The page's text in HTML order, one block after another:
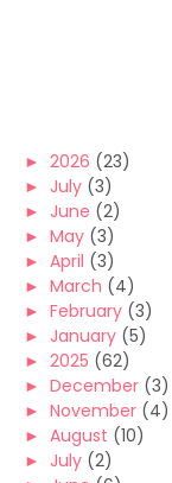
► 2026 (23)
► July (3)
► June (2)
► May (3)
► April (3)
► March (4)
► February (3)
► January (5)
► 2025 (62)
► December (3)
► November (4)
► August (10)
► July (2)